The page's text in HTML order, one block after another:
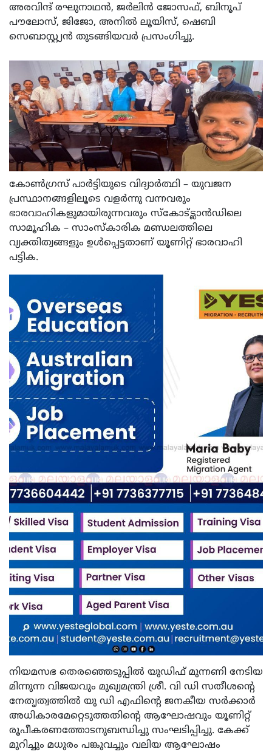
അരവിന്ദ് രഘുനാഥൻ, ജർലിൻ ജോസഫ്, ബിനൂപ്
പൗലോസ്, ജിജോ, അനിൽ ലൂയിസ്‌, ഷെബി
സെബാസ്റ്റ്യൻ തുടങ്ങിയവർ പ്രസംഗിച്ചു.
കോൺഗ്രസ്‌ പാർട്ടിയുടെ വിദ്യാർത്ഥി – യുവജന
പ്രസ്ഥാനങ്ങളിലൂടെ വളർന്നു വന്നവരും
ഭാരവാഹികളുമായിരുന്നവരും സ്കോട്ട്ലാൻഡിലെ
സാമൂഹിക – സാംസ്കാരിക മണ്ഡലത്തിലെ
വ്യക്തിത്വങ്ങളും ഉൾപ്പെട്ടതാണ് യൂണിറ്റ് ഭാരവാഹി
പട്ടിക.
നിയമസഭ തെരഞ്ഞെടുപ്പിൽ യുഡിഫ് മുന്നണി നേടിയ
മിന്നുന്ന വിജയവും മുഖ്യമന്ത്രി ശ്രീ. വി ഡി സതീശന്റെ
നേതൃത്വത്തിൽ യു ഡി എഫിന്റെ ജനകീയ സർക്കാർ
അധികാരമേറ്റെടുത്തതിന്റെ ആഘോഷവും യൂണിറ്റ്
രൂപീകരണത്തോടനുബന്ധിച്ചു സംഘടിപ്പിച്ചു. കേക്ക്
മുറിച്ചും മധുരം പങ്കുവച്ചും വലിയ ആഘോഷം